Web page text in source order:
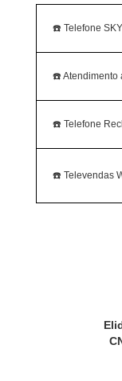
☎️ Telefone
☎️ Atendimento
☎️ Telefone
☎️ Televendas